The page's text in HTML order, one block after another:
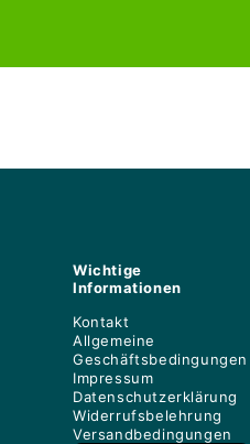
Wichtige
Informationen
Kontakt
Allgemeine
Geschäftsbedingungen
Impressum
Datenschutzerklärung
Widerrufsbelehrung
Versandbedingungen